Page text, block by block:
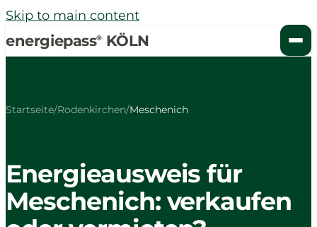
Skip to main content
energiepass® KÖLN
Startseite/Rodenkirchen/Meschenich
Energieausweis für
Meschenich: verkaufen